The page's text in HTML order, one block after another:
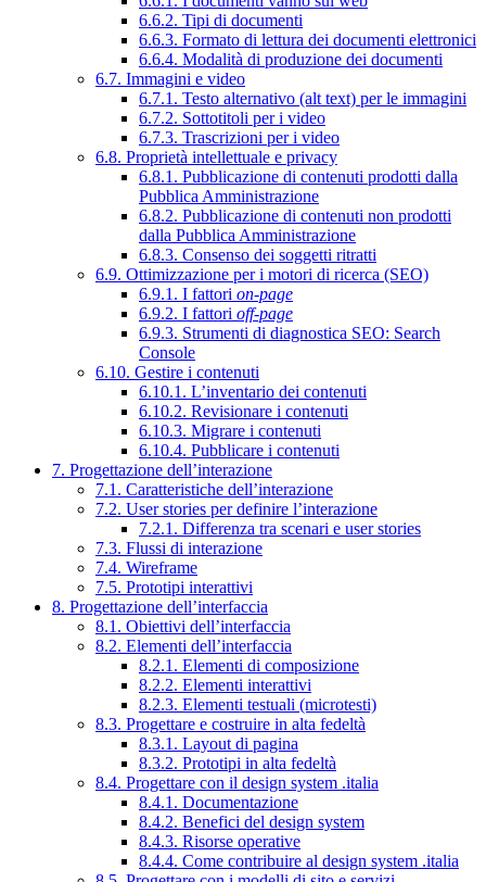
6.6.2. Tipi di documenti
6.6.3. Formato di lettura dei documenti elettronici
6.6.4. Modalità di produzione dei documenti
6.7. Immagini e video
6.7.1. Testo alternativo (alt text) per le immagini
6.7.2. Sottotitoli per i video
6.7.3. Trascrizioni per i video
6.8. Proprietà intellettuale e privacy
6.8.1. Pubblicazione di contenuti prodotti dalla
Pubblica Amministrazione
6.8.2. Pubblicazione di contenuti non prodotti
dalla Pubblica Amministrazione
6.8.3. Consenso dei soggetti ritratti
6.9. Ottimizzazione per i motori di ricerca (SEO)
6.9.1. I fattori on-page
6.9.2. I fattori off-page
6.9.3. Strumenti di diagnostica SEO: Search
Console
6.10. Gestire i contenuti
6.10.1. L’inventario dei contenuti
6.10.2. Revisionare i contenuti
6.10.3. Migrare i contenuti
6.10.4. Pubblicare i contenuti
7. Progettazione dell’interazione
7.1. Caratteristiche dell’interazione
7.2. User stories per definire l’interazione
7.2.1. Differenza tra scenari e user stories
7.3. Flussi di interazione
7.4. Wireframe
7.5. Prototipi interattivi
8. Progettazione dell’interfaccia
8.1. Obiettivi dell’interfaccia
8.2. Elementi dell’interfaccia
8.2.1. Elementi di composizione
8.2.2. Elementi interattivi
8.2.3. Elementi testuali (microtesti)
8.3. Progettare e costruire in alta fedeltà
8.3.1. Layout di pagina
8.3.2. Prototipi in alta fedeltà
8.4. Progettare con il design system .italia
8.4.1. Documentazione
8.4.2. Benefici del design system
8.4.3. Risorse operative
8.4.4. Come contribuire al design system .italia